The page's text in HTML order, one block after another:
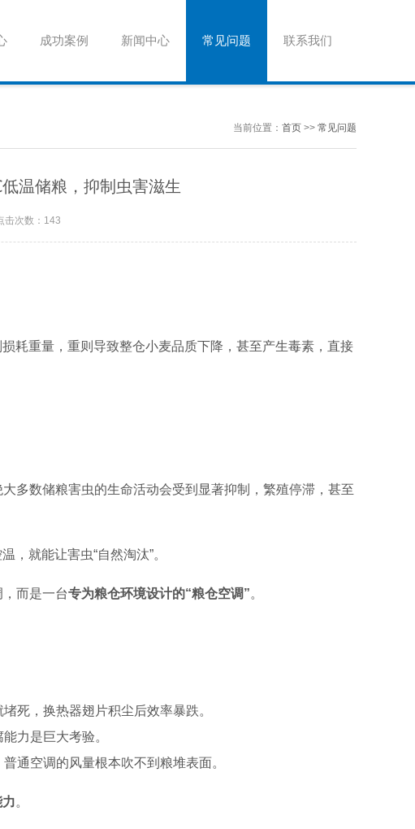
成功案例 新闻中心 常见问题 联系我们
当前位置： 首页 >> 常见问题
温储粮，抑制虫害滋生
击次数：143
重量，重则导致整仓小麦品质下降，甚至产生毒素，直接
大多数储粮害虫的生命活动会受到显著抑制，繁殖停滞，甚至
就能让害虫“自然淘汰”。
而是一台专为粮仓环境设计的“粮仓空调”。
死，换热器翅片积尘后效率暴跌。
力是巨大考验。
通空调的风量根本吹不到粮堆表面。
。